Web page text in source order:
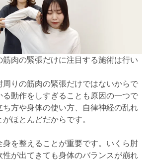
筋肉の緊張だけに注目する施術は行い
周りの筋肉の緊張だけではないからで
る動作をしすぎることも原因の一つで
ち方や身体の使い方、自律神経の乱れ
ほとんどだからです。
身を整えることが重要です。いくら肘
性が出てきても身体のバランスが崩れ